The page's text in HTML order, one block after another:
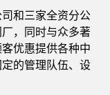
和三家全资分公
，同时与众多著
优惠提供各种中
的管理队伍、设